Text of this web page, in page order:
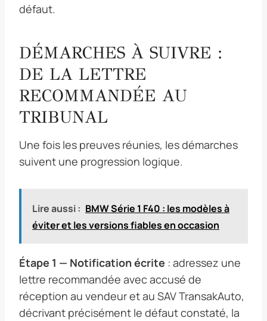
défaut.
DÉMARCHES À SUIVRE :
DE LA LETTRE
RECOMMANDÉE AU
TRIBUNAL
Une fois les preuves réunies, les démarches
suivent une progression logique.
Lire aussi : BMW Série 1 F40 : les modèles à
éviter et les versions fiables en occasion
Étape 1 — Notification écrite : adressez une
lettre recommandée avec accusé de
réception au vendeur et au SAV TransakAuto,
décrivant précisément le défaut constaté, la